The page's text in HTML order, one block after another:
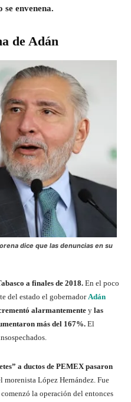
envenena.
de Adán
dice que las denuncias en su
a finales de 2018. En el poco
del estado el gobernadorAdán
alarmantemente y las
más del 167%. El
a ductos de PEMEX pasaron
morenista López Hernández. Fue
la operación del entonces